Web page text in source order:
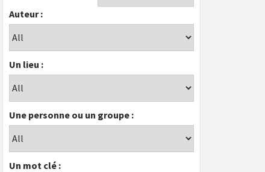
Auteur :
Un lieu :
Une personne ou un groupe :
Un mot clé :